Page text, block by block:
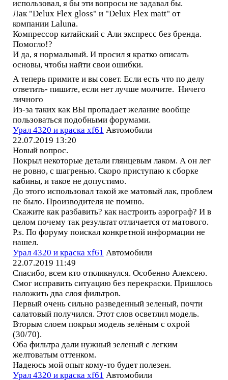
использовал, я бы эти вопросы не задавал бы.
Лак "Delux Flex gloss" и "Delux Flex matt" от
компании Laluna.
Компрессор китайский с Али экспресс без бренда.
Помогло!?
И да, я нормальный. И просил я кратко описать
основы, чтобы найти свои ошибки.
А теперь примите и вы совет. Если есть что по делу
ответить- пишите, если нет лучше молчите. Ничего
личного
Из-за таких как ВЫ пропадает желание вообще
пользоваться подобными форумами.
Урал 4320 и краска xf61 Автомобили
22.07.2019 13:20
Новый вопрос.
Покрыл некоторые детали глянцевым лаком. А он лег
не ровно, с шагренью. Скоро приступаю к сборке
кабины, и такое не допустимо.
До этого использовал такой же матовый лак, проблем
не было. Производителя не помню.
Скажите как разбавить? как настроить аэрограф? И в
целом почему так результат отличается от матового.
P.s. По форуму поискал конкретной информации не
нашел.
Урал 4320 и краска xf61 Автомобили
22.07.2019 11:49
Спасибо, всем кто откликнулся. Особенно Алексею.
Смог исправить ситуацию без перекраски. Пришлось
наложить два слоя фильтров.
Первый очень сильно разведенный зеленый, почти
салатовый получился. Этот слов осветлил модель.
Вторым слоем покрыл модель зелёным с охрой
(30/70).
Оба фильтра дали нужный зеленый с легким
желтоватым оттенком.
Надеюсь мой опыт кому-то будет полезен.
Урал 4320 и краска xf61 Автомобили